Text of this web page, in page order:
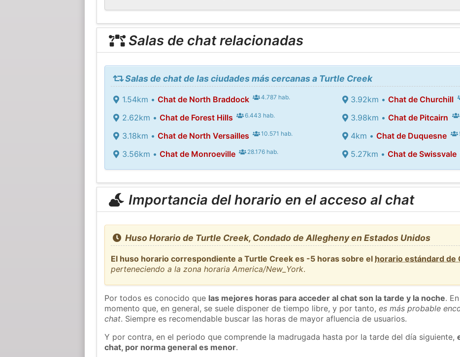
Salas de chat relacionadas
Salas de chat de las ciudades más cercanas a Turtle Creek
1.54km • Chat de North Braddock 4.787 hab.
2.62km • Chat de Forest Hills 6.443 hab.
3.18km • Chat de North Versailles 10.571 hab.
3.56km • Chat de Monroeville 28.176 hab.
3.92km •Chat de Churchill
3.98km •Chat de Pitcairn
4km •Chat de Duquesne
5.27km •Chat de Swissvale
Importancia del horario en el acceso al chat
Huso Horario de Turtle Creek, Condado de Allegheny en Estados Unidos
El huso horario correspondiente a Turtle Creek es -5 horas sobre el horario estándard de
perteneciendo a la zona horaria America/New_York.
Por todos es conocido que las mejores horas para acceder al chat son la tarde y la noche.
momento que, en general, se suele disponer de tiempo libre, y por tanto,es más probable
chat. Siempre es recomendable buscar las horas de mayor afluencia de usuarios.
Y por contra, en el periodo que comprende la madrugada hasta por la tarde del día siguiente,
chat, por norma general es menor.